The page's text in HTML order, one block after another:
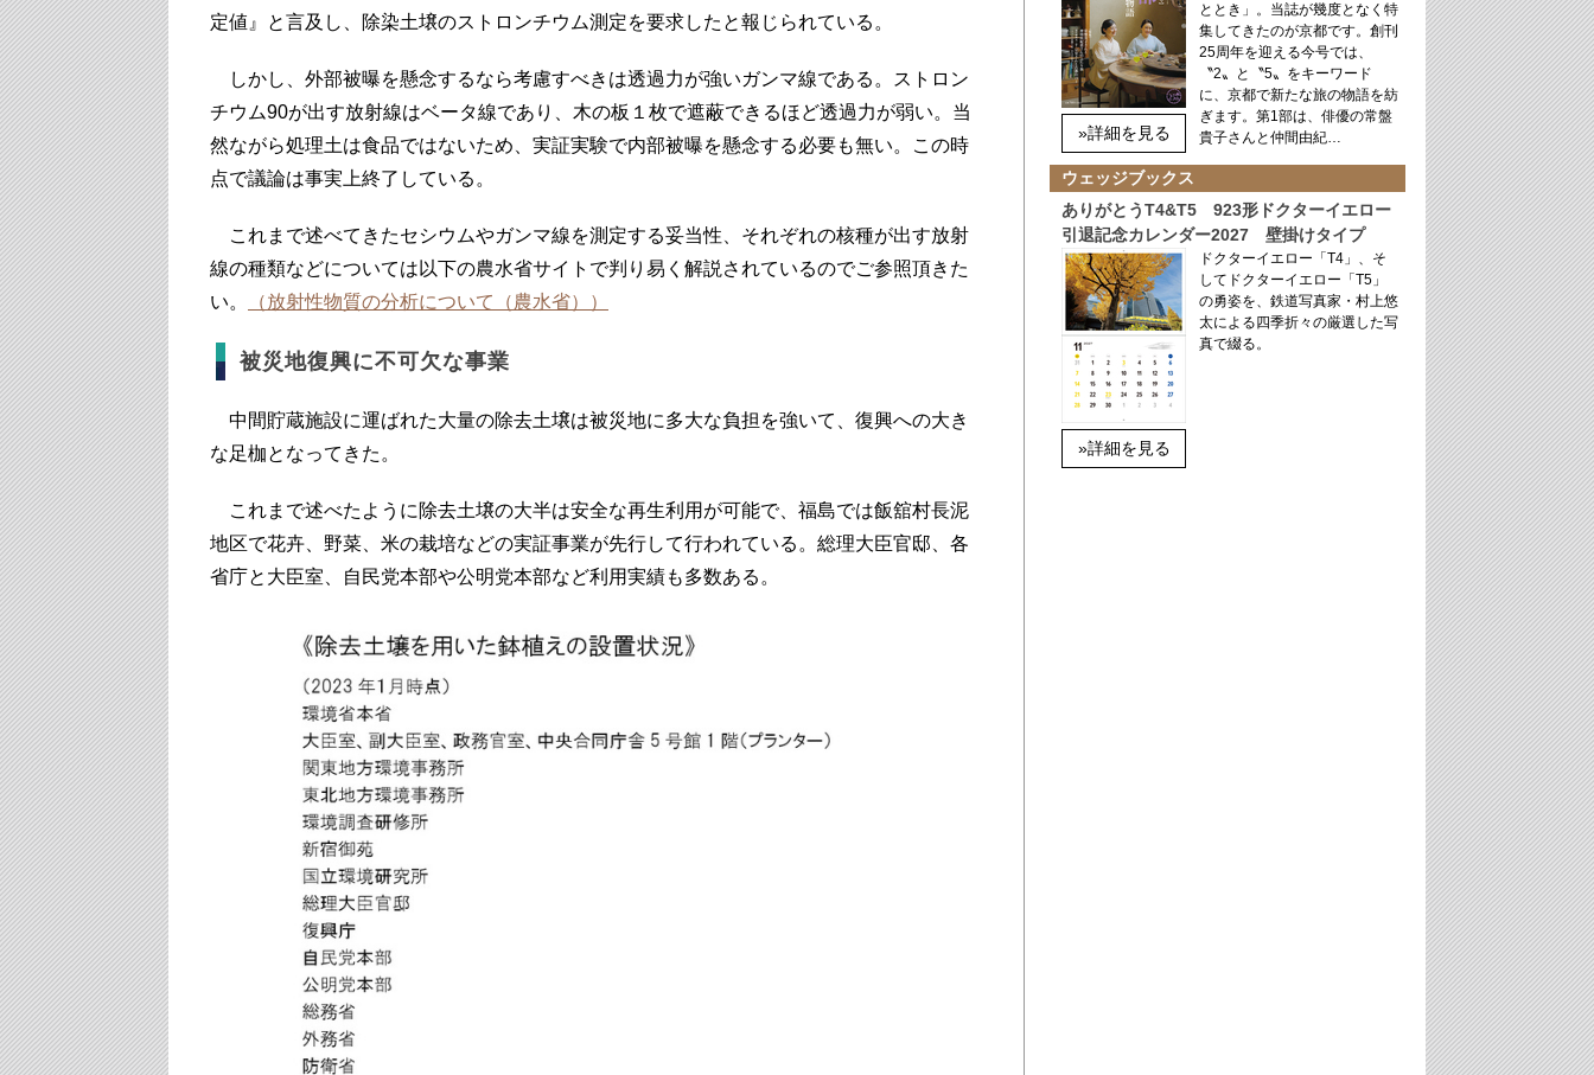
定値』と言及し、除染土壌のストロンチウム測定を要求したと報じられている。
しかし、外部被曝を懸念するなら考慮すべきは透過力が強いガンマ線である。ストロン
チウム90が出す放射線はベータ線であり、木の板１枚で遮蔽できるほど透過力が弱い。当
然ながら処理土は食品ではないため、実証実験で内部被曝を懸念する必要も無い。この時
点で議論は事実上終了している。
これまで述べてきたセシウムやガンマ線を測定する妥当性、それぞれの核種が出す放射
線の種類などについては以下の農水省サイトで判り易く解説されているのでご参照頂きた
い。
（放射性物質の分析について（農水省））
被災地復興に不可欠な事業
中間貯蔵施設に運ばれた大量の除去土壌は被災地に多大な負担を強いて、復興への大き
な足枷となってきた。
これまで述べたように除去土壌の大半は安全な再生利用が可能で、福島では飯舘村長泥
地区で花卉、野菜、米の栽培などの実証事業が先行して行われている。総理大臣官邸、各
省庁と大臣室、自民党本部や公明党本部など利用実績も多数ある。
»詳細を見る
ととき」。当誌が幾度となく特
集してきたのが京都です。創刊
25周年を迎える今号では、
〝2〟と〝5〟をキーワード
に、京都で新たな旅の物語を紡
ぎます。第1部は、俳優の常盤
貴子さんと仲間由紀…
ウェッジブックス
ありがとうT4&T5 923形ドクターイエロー
引退記念カレンダー2027 壁掛けタイプ
»詳細を見る
ドクターイエロー「T4」、そ
してドクターイエロー「T5」
の勇姿を、鉄道写真家・村上悠
太による四季折々の厳選した写
真で綴る。